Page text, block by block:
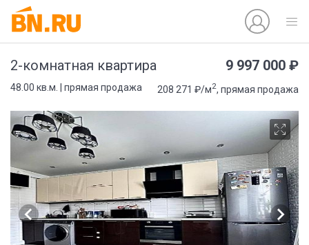
2-комнатная квартира 9 997 000 ₽
48.00 кв.м. | прямая продажа 208 271 ₽/м2, прямая продажа